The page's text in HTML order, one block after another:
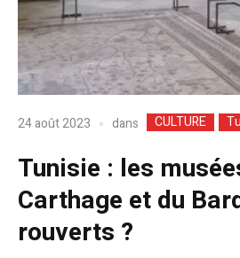
24 août 2023 dans CULTURE
Tunisie : les
Carthage et du
rouverts ?